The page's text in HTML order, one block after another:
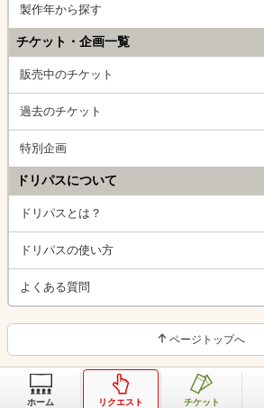
製作年から探す
チケット・企画一覧
販売中のチケット
過去のチケット
特別企画
ドリパスについて
ドリパスとは？
ドリパスの使い方
よくある質問
ページトップへ
ホーム リクエスト チケット